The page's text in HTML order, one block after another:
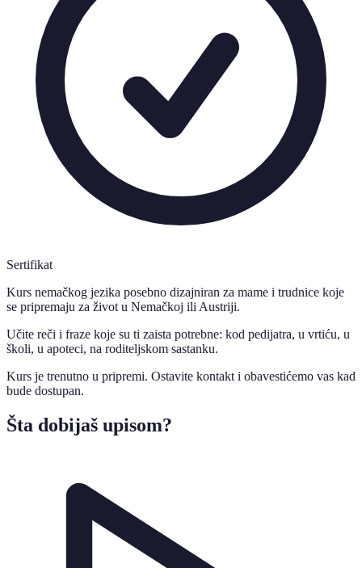
Sertifikat
Kurs nemačkog jezika posebno dizajniran za mame i trudnice koje
se pripremaju za život u Nemačkoj ili Austriji.
Učite reči i fraze koje su ti zaista potrebne: kod pedijatra, u vrtiću, u
školi, u apoteci, na roditeljskom sastanku.
Kurs je trenutno u pripremi. Ostavite kontakt i obavestićemo vas kad
bude dostupan.
Šta dobijaš upisom?